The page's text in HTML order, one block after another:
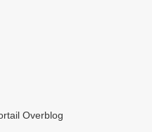
Overblog